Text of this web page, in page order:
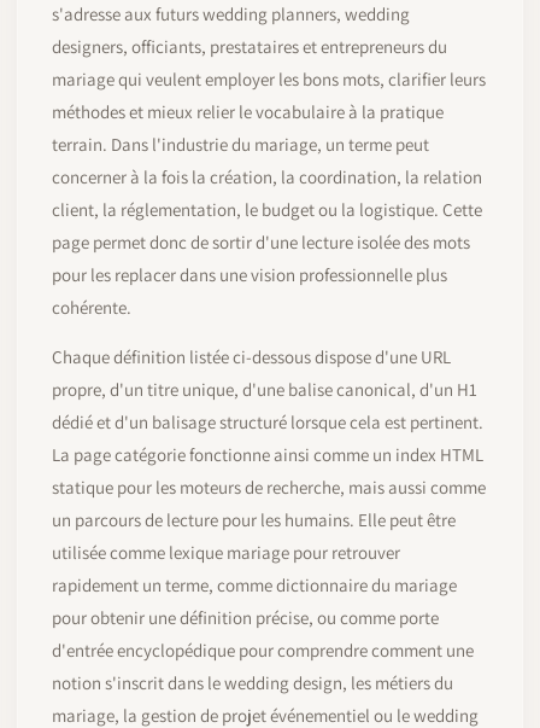
s'adresse aux futurs wedding planners, wedding
designers, officiants, prestataires et entrepreneurs du
mariage qui veulent employer les bons mots, clarifier leurs
méthodes et mieux relier le vocabulaire à la pratique
terrain. Dans l'industrie du mariage, un terme peut
concerner à la fois la création, la coordination, la relation
client, la réglementation, le budget ou la logistique. Cette
page permet donc de sortir d'une lecture isolée des mots
pour les replacer dans une vision professionnelle plus
cohérente.
Chaque définition listée ci-dessous dispose d'une URL
propre, d'un titre unique, d'une balise canonical, d'un H1
dédié et d'un balisage structuré lorsque cela est pertinent.
La page catégorie fonctionne ainsi comme un index HTML
statique pour les moteurs de recherche, mais aussi comme
un parcours de lecture pour les humains. Elle peut être
utilisée comme lexique mariage pour retrouver
rapidement un terme, comme dictionnaire du mariage
pour obtenir une définition précise, ou comme porte
d'entrée encyclopédique pour comprendre comment une
notion s'inscrit dans le wedding design, les métiers du
mariage, la gestion de projet événementiel ou le wedding